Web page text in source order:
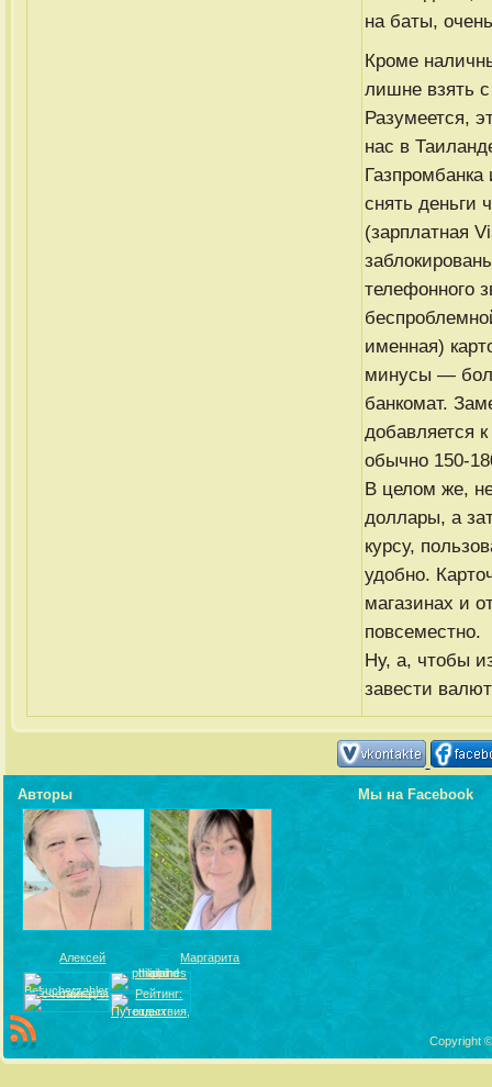
на баты,
Кроме
лишне взять с
Разумеется,
нас в
снять деньги
(зарплатная
телефонного
именная)
минусы —
банкомат.
добавляется
обычно 150-
В целом же,
доллары, а
курсу,
удобно.
магазинах и
повсеместно.
Ну, а, чтобы
завести
Авторы
Алексей Маргарита
Мы на Facebook
Copyright